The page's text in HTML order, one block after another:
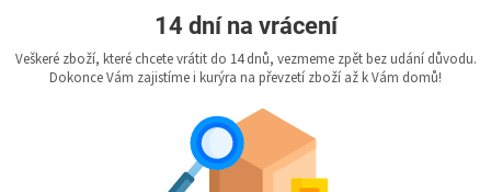
14 dní na vrácení
Veškeré zboží, které chcete vrátit do 14 dnů, vezmeme zpět bez udání důvodu.
Dokonce Vám zajistíme i kurýra na převzetí zboží až k Vám domů!